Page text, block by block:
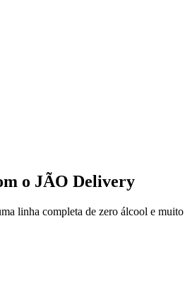
o JÃO Delivery
linha completa de zero álcool e